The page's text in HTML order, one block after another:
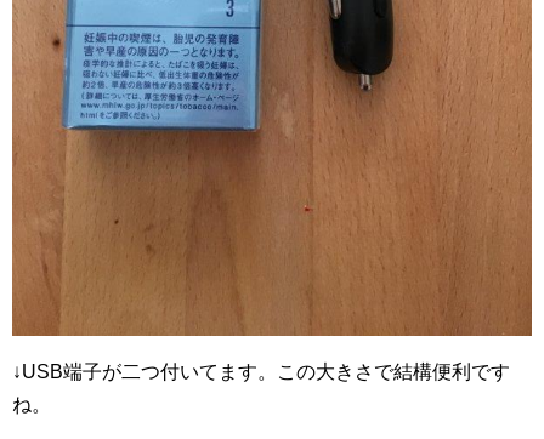
↓USB端子が二つ付いてます。この大きさで結構便利です
ね。